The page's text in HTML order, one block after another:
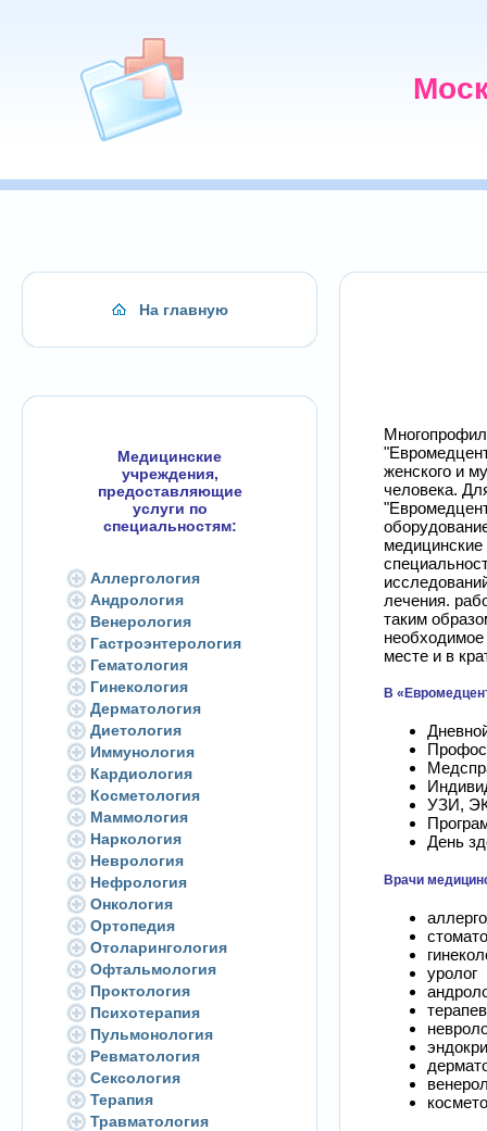
На главную
Медицинские
учреждения,
предоставляющие
услуги по
специальностям:
Аллергология
Андрология
Венерология
Гастроэнтерология
Гематология
Гинекология
Дерматология
Диетология
Иммунология
Кардиология
Косметология
Маммология
Наркология
Неврология
Нефрология
Онкология
Ортопедия
Отоларингология
Офтальмология
Проктология
Психотерапия
Пульмонология
Ревматология
Сексология
Терапия
Травматология
женского и
человека.
медицинские
лечения.
таким
месте и в
В
УЗИ,
День
Врачи
уролог